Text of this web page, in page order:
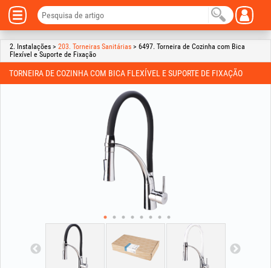
2. Instalações > 203. Torneiras Sanitárias > 6497. Torneira de Cozinha com Bica
Flexível e Suporte de Fixação
TORNEIRA DE COZINHA COM BICA FLEXÍVEL E SUPORTE DE FIXAÇÃO